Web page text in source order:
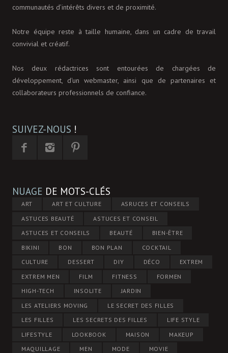
communautés d’intérêts divers et de proximité.
Notre équipe reste à taille humaine, dans un cadre de travail
convivial et créatif.
Nos deux rédactrices sont entourées de chargées de
développement, d'un webmaster, ainsi que de partenaires et
collaborateurs professionnels de confiance.
SUIVEZ-NOUS !
NUAGE DE MOTS-CLÉS
ART ART ET CULTURE
ASRUCES ET CONSEILS
ASTUCES BEAUTÉ
ASTUCES ET CONSEIL
ASTUCES ET CONSEILS
BEAUTÉ
BIEN-ÊTRE
BIKINI
BON BON PLAN
COCKTAIL
CULTURE
DESSERT DIY DÉCO
EXTREM
EXTREM MEN
FILM FITNESS
FORMEN
HIGH-TECH
INSOLITE
JARDIN
LES ATELIERS MOVING
LE SECRET DES FILLES
LES FILLES
LES SECRETS DES FILLES
LIFE STYLE
LIFESTYLE
LOOKBOOK MAISON
MAKEUP
MAQUILLAGE
MEN MODE MOVIE